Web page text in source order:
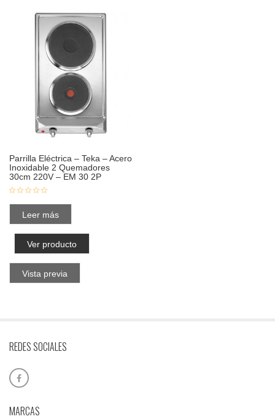
Parrilla Eléctrica – Teka – Acero
Inoxidable 2 Quemadores
30cm 220V – EM 30 2P
Leer más
Ver producto
Vista previa
REDES SOCIALES
MARCAS